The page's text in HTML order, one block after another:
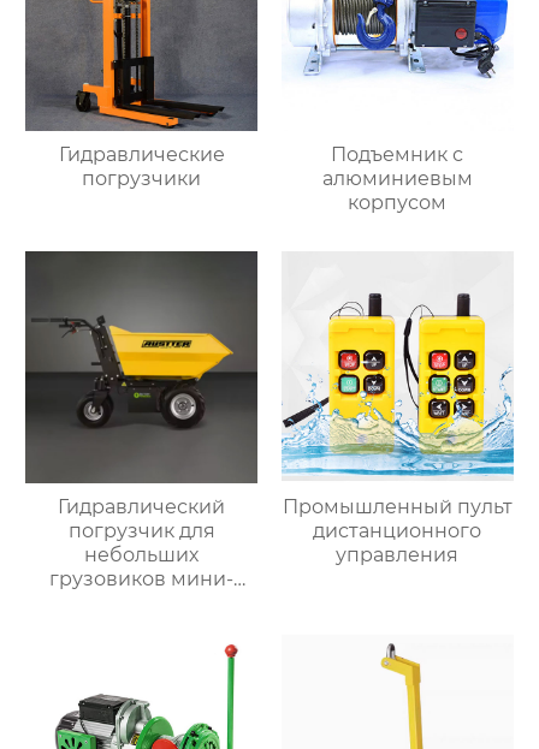
Гидравлические
погрузчики
Подъемник с
алюминиевым
корпусом
Гидравлический
погрузчик для
небольших
грузовиков мини-
Промышленный пульт
дистанционного
управления